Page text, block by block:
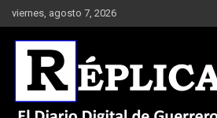
Saltar
al
contenido
viernes, agosto 7, 2026